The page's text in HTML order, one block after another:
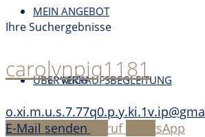
MEIN ANGEBOT
VERKAUFSBEGLEITUNG
ÜBER MICH
Ihre Suchergebnisse
carolynpiq1181
E-Mail senden
Anruf
WhatsApp